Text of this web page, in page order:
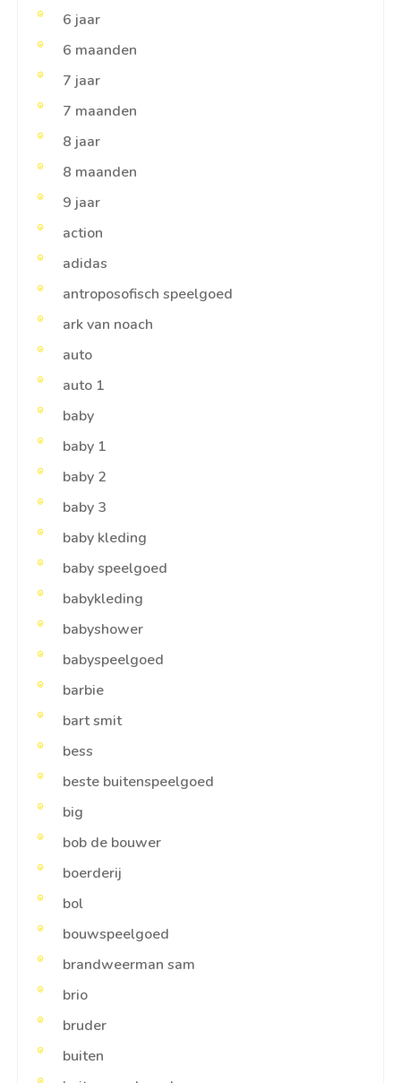
6 jaar
6 maanden
7 jaar
7 maanden
8 jaar
8 maanden
9 jaar
action
adidas
antroposofisch speelgoed
ark van noach
auto
auto 1
baby
baby 1
baby 2
baby 3
baby kleding
baby speelgoed
babykleding
babyshower
babyspeelgoed
barbie
bart smit
bess
beste buitenspeelgoed
big
bob de bouwer
boerderij
bol
bouwspeelgoed
brandweerman sam
brio
bruder
buiten